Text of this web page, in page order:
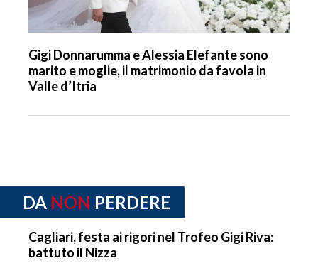
Gigi Donnarumma e Alessia Elefante sono
marito e moglie, il matrimonio da favola in
Valle d’Itria
DA NON PERDERE
Cagliari, festa ai rigori nel Trofeo Gigi Riva:
battuto il Nizza